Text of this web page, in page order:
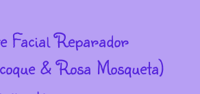
Facial Reparador
& Rosa Mosqueta)